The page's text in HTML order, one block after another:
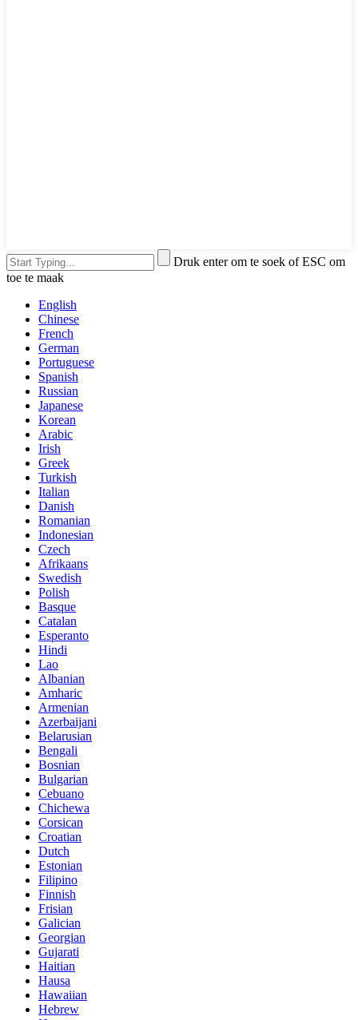
Druk enter om te soek of ESC om
toe te maak
English
Chinese
French
German
Portuguese
Spanish
Russian
Japanese
Korean
Arabic
Irish
Greek
Turkish
Italian
Danish
Romanian
Indonesian
Czech
Afrikaans
Swedish
Polish
Basque
Catalan
Esperanto
Hindi
Lao
Albanian
Amharic
Armenian
Azerbaijani
Belarusian
Bengali
Bosnian
Bulgarian
Cebuano
Chichewa
Corsican
Croatian
Dutch
Estonian
Filipino
Finnish
Frisian
Galician
Georgian
Gujarati
Haitian
Hausa
Hawaiian
Hebrew